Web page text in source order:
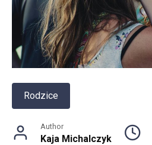
Rodzice
Author
Kaja Michalczyk